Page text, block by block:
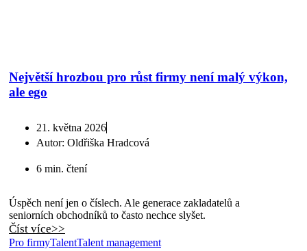
Největší hrozbou pro růst firmy není malý výkon,
ale ego
21. května 2026
Autor: Oldřiška Hradcová
6 min. čtení
Úspěch není jen o číslech. Ale generace zakladatelů a
seniorních obchodníků to často nechce slyšet.
Číst více>>
Pro firmyTalentTalent management